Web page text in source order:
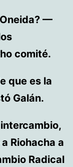
—
comité.
que es la
Galán.
Riohacha a
Radical